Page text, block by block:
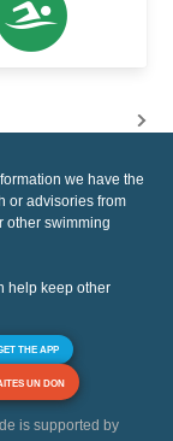
we have the
or advisories from
other swimming
help keep other
THE APP
UN DON
is supported by